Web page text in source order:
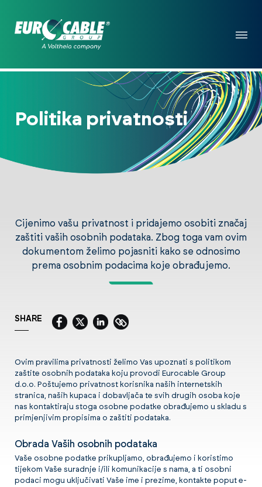
Politika privatnosti
Cijenimo vašu privatnost i pridajemo osobiti značaj
zaštiti vaših osobnih podataka. Zbog toga vam ovim
dokumentom želimo pojasniti kako se odnosimo
prema osobnim podacima koje obrađujemo.
Ovim pravilima privatnosti želimo Vas upoznati s politikom
zaštite osobnih podataka koju provodi Eurocable Group
d.o.o. Poštujemo privatnost korisnika naših internetskih
stranica, naših kupaca i dobavljača te svih drugih osoba koje
nas kontaktiraju stoga osobne podatke obrađujemo u skladu s
primjenjivim propisima o zaštiti podataka.
Obrada Vaših osobnih podataka
Vaše osobne podatke prikupljamo, obrađujemo i koristimo
tijekom Vaše suradnje i/ili komunikacije s nama, a ti osobni
podaci mogu uključivati Vaše ime i prezime, kontakte poput e-
SHARE